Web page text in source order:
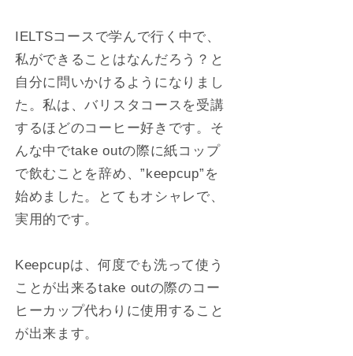
IELTSコースで学んで行く中で、
私ができることはなんだろう？と
自分に問いかけるようになりまし
た。私は、バリスタコースを受講
するほどのコーヒー好きです。そ
んな中でtake outの際に紙コップ
で飲むことを辞め、”keepcup”を
始めました。とてもオシャレで、
実用的です。
Keepcupは、何度でも洗って使う
ことが出来るtake outの際のコー
ヒーカップ代わりに使用すること
が出来ます。